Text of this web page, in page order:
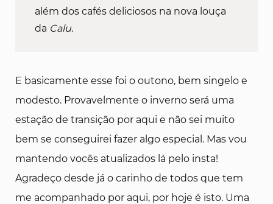
além dos cafés deliciosos na nova louça
da Calu.
E basicamente esse foi o outono, bem singelo e
modesto. Provavelmente o inverno será uma
estação de transição por aqui e não sei muito
bem se conseguirei fazer algo especial. Mas vou
mantendo vocês atualizados lá pelo insta!
Agradeço desde já o carinho de todos que tem
me acompanhado por aqui, por hoje é isto. Uma